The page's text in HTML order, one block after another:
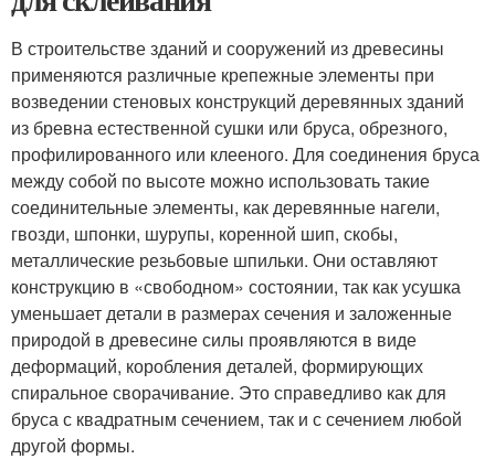
В строительстве зданий и сооружений из древесины
применяются различные крепежные элементы при
возведении стеновых конструкций деревянных зданий
из бревна естественной сушки или бруса, обрезного,
профилированного или клееного. Для соединения бруса
между собой по высоте можно использовать такие
соединительные элементы, как деревянные нагели,
гвозди, шпонки, шурупы, коренной шип, скобы,
металлические резьбовые шпильки. Они оставляют
конструкцию в «свободном» состоянии, так как усушка
уменьшает детали в размерах сечения и заложенные
природой в древесине силы проявляются в виде
деформаций, коробления деталей, формирующих
спиральное сворачивание. Это справедливо как для
бруса с квадратным сечением, так и с сечением любой
другой формы.